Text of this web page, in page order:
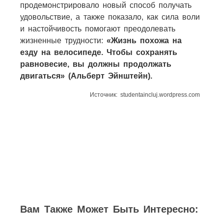
продемонстрировало новый способ получать
удовольствие, а также показало, как сила воли
и настойчивость помогают преодолевать
жизненные трудности: «Жизнь похожа на
езду на велосипеде. Чтобы сохранять
равновесие, вы должны продолжать
двигаться» (Альберт Эйнштейн).
Источник: studentaincluj.wordpress.com
Вам Также Может Быть Интересно: